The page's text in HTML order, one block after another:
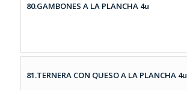
80.GAMBONES A LA PLANCHA 4u
81.TERNERA CON QUESO A LA PLANCHA 4u